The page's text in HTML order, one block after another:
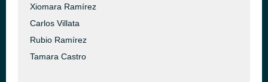
Xiomara Ramírez
Carlos Villata
Rubio Ramírez
Tamara Castro